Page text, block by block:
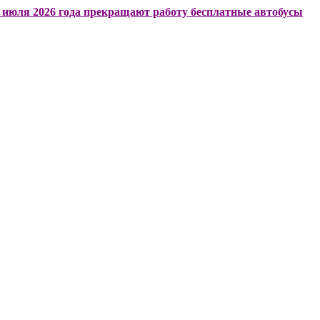
года прекращают работу бесплатные автобусы